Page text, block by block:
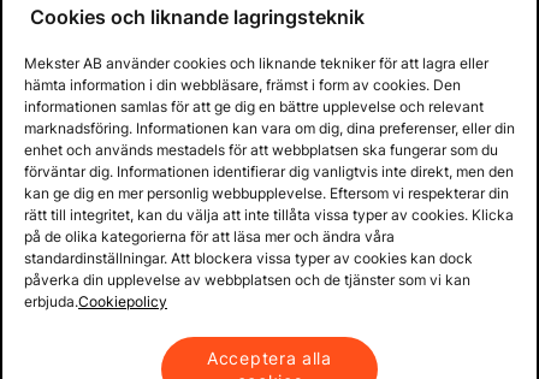
Cookies och liknande lagringsteknik
Mekster AB använder cookies och liknande tekniker för att lagra eller
hämta information i din webbläsare, främst i form av cookies. Den
informationen samlas för att ge dig en bättre upplevelse och relevant
marknadsföring. Informationen kan vara om dig, dina preferenser, eller din
enhet och används mestadels för att webbplatsen ska fungerar som du
förväntar dig. Informationen identifierar dig vanligtvis inte direkt, men den
kan ge dig en mer personlig webbupplevelse. Eftersom vi respekterar din
rätt till integritet, kan du välja att inte tillåta vissa typer av cookies. Klicka
på de olika kategorierna för att läsa mer och ändra våra
standardinställningar. Att blockera vissa typer av cookies kan dock
påverka din upplevelse av webbplatsen och de tjänster som vi kan
erbjuda.Cookiepolicy
Acceptera alla